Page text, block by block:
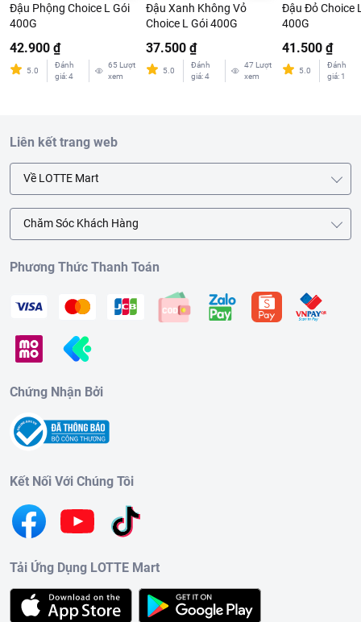
Đậu Phộng Choice L Gói
400G
42.900 ₫
5.0
Đánh
giá:4
65 Lượt
xem
Đậu Xanh Không Vỏ
Choice L Gói 400G
37.500 ₫
5.0
Đánh
giá:4
47 Lượt
xem
Đậu Đỏ Choice
400G
41.500 ₫
5.0
Đánh
giá: 1
Liên kết trang web
Về LOTTE Mart
Chăm Sóc Khách Hàng
Phương Thức Thanh Toán
Chứng Nhận Bởi
Kết Nối Với Chúng Tôi
Tải Ứng Dụng LOTTE Mart